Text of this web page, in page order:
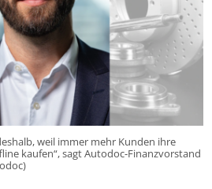
weil immer mehr Kunden ihre
kaufen“, sagt Autodoc-Finanzvorstand